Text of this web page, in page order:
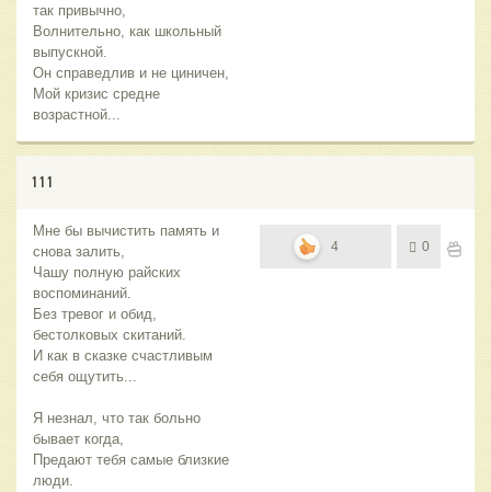
так привычно,
Волнительно, как школьный
выпускной.
Он справедлив и не циничен,
Мой кризис средне
возрастной...
111
Мне бы вычистить память и
снова залить,
Чашу полную райских
воспоминаний.
Без тревог и обид,
бестолковых скитаний.
И как в сказке счастливым
себя ощутить...
Я незнал, что так больно
бывает когда,
Предают тебя самые близкие
люди.
4 0